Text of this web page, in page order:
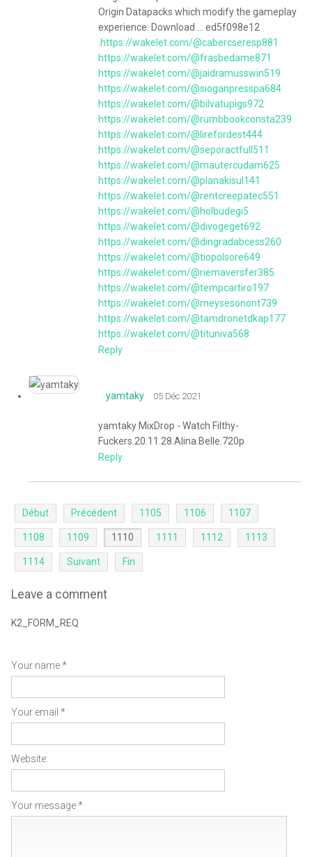
Origin Datapacks which modify the gameplay
experience. Download ... ed5f098e12
https://wakelet.com/@cabercseresp881
https://wakelet.com/@frasbedame871
https://wakelet.com/@jaidramusswin519
https://wakelet.com/@sioganpresspa684
https://wakelet.com/@bilvatupigs972
https://wakelet.com/@rumbbookconsta239
https://wakelet.com/@lirefordest444
https://wakelet.com/@seporactfull511
https://wakelet.com/@mautercudam625
https://wakelet.com/@planakisul141
https://wakelet.com/@rentcreepatec551
https://wakelet.com/@holbudegi5
https://wakelet.com/@divogeget692
https://wakelet.com/@dingradabcess260
https://wakelet.com/@tiopolsore649
https://wakelet.com/@riemaversfer385
https://wakelet.com/@tempcartiro197
https://wakelet.com/@meysesonont739
https://wakelet.com/@tamdronetdkap177
https://wakelet.com/@tituniva568
Reply
yamtaky 05 Déc 2021
yamtaky MixDrop - Watch Filthy-
Fuckers.20.11.28.Alina.Belle.720p
Reply
Début Précédent 1105 1106 1107
1108 1109 1110 1111 1112 1113
1114 Suivant Fin
Leave a comment
K2_FORM_REQ
Your name *
Your email *
Website:
Your message *